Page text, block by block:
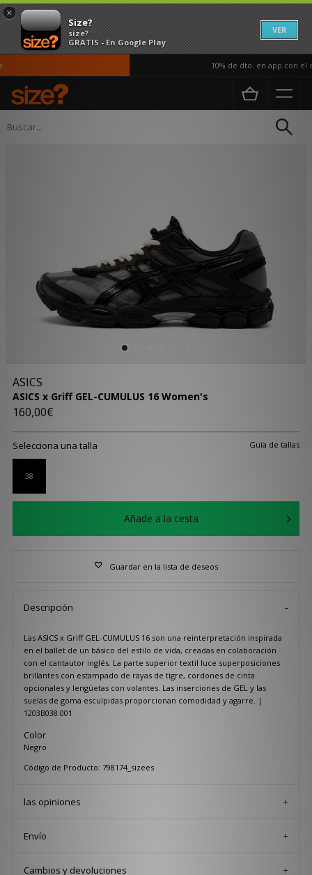
×
Size?
size?
GRATIS - En Google Play
VER
10% de dto. en app con el
Página principal
ASICS
ASICS x Griff GEL-CUMULUS 16 Women's
160,00€
Guía de tallas
Selecciona una talla
38
Añade a la cesta
Guardar en la lista de deseos
Descripción
Las ASICS x Griff GEL-CUMULUS 16 son una reinterpretación inspirada
en el ballet de un básico del estilo de vida, creadas en colaboración
con el cantautor inglés. La parte superior textil luce superposiciones
brillantes con estampado de rayas de tigre, cordones de cinta
opcionales y lengüetas con volantes. Las inserciones de GEL y las
suelas de goma esculpidas proporcionan comodidad y agarre. |
1203B038.001
Color
Negro
Código de Producto: 798174_sizees
las opiniones
Envío
Cambios y devoluciones